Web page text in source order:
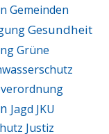
Gemeinden
Gesundheit
Grüne
Jagd JKU
Justiz